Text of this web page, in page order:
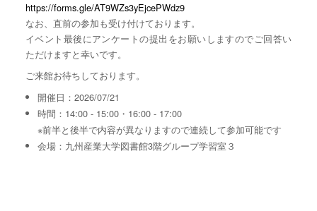
https://forms.gle/AT9WZs3yEjcePWdz9
なお、直前の参加も受け付けております。
イベント最後にアンケートの提出をお願いしますのでご回答い
ただけますと幸いです。
ご来館お待ちしております。
開催日：2026/07/21
時間：14:00 - 15:00・16:00 - 17:00
※前半と後半で内容が異なりますので連続して参加可能です
会場：九州産業大学図書館3階グループ学習室３